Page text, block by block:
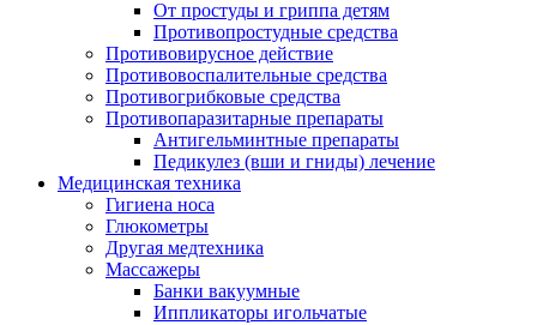
От простуды и гриппа детям
Противопростудные средства
Противовирусное действие
Противовоспалительные средства
Противогрибковые средства
Противопаразитарные препараты
Антигельминтные препараты
Педикулез (вши и гниды) лечение
Медицинская техника
Гигиена носа
Глюкометры
Другая медтехника
Массажеры
Банки вакуумные
Иппликаторы игольчатые